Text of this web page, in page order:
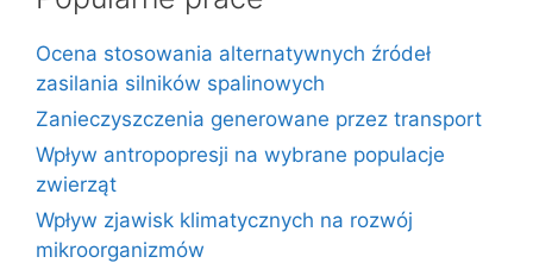
Ocena stosowania alternatywnych źródeł
zasilania silników spalinowych
Zanieczyszczenia generowane przez transport
Wpływ antropopresji na wybrane populacje
zwierząt
Wpływ zjawisk klimatycznych na rozwój
mikroorganizmów